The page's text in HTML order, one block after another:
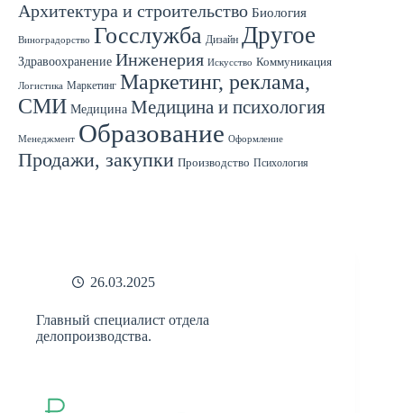
26.03.2025
Главный специалист отдела
делопроизводства.
Архитектура и строительство Биология
Виноградорство Госслужба Дизайн Другое
Здравоохранение Инженерия Искусство Коммуникация
Логистика Маркетинг Маркетинг, реклама,
СМИ Медицина Медицина и психология
Менеджмент Образование Оформление
Продажи, закупки Производство Психология